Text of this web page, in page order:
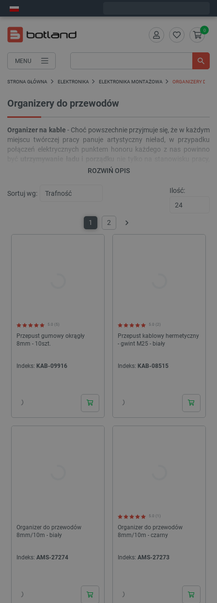
MENU
0
STRONA GŁÓWNA ELEKTRONIKA ELEKTRONIKA MONTAŻOWA ORGANIZERY DO
Organizery do przewodów
Organizer na kable - Choć powszechnie przyjmuje się, że w każdym
miejscu twórczej pracy panuje artystyczny nieład, w przypadku
połączeń elektrycznych punktem honoru każdego z nas powinno
ale także wewnątrz urządzenia. Aby ułatwić to zadanie, najprościej
.
ROZWIŃ OPIS
Sortuj wg: Ilość:
1 2 Następny
Przepust gumowy okrągły
8mm - 10szt.
5.0 (5)
Indeks: KAB-09916
Przepust kablowy hermetyczny
- gwint M25 - biały
5.0 (2)
Indeks: KAB-08515
Organizer do przewodów
8mm/10m - biały
Indeks: AMS-27274
Organizer do przewodów
8mm/10m - czarny
5.0 (1)
Indeks: AMS-27273